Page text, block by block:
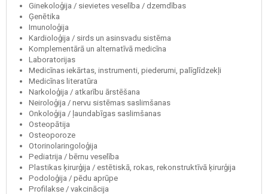
Ginekoloģija / sievietes veselība / dzemdības
Ģenētika
Imunoloģija
Kardioloģija / sirds un asinsvadu sistēma
Komplementārā un alternatīvā medicīna
Laboratorijas
Medicīnas iekārtas, instrumenti, piederumi, palīglīdzekļi
Medicīnas literatūra
Narkoloģija / atkarību ārstēšana
Neiroloģija / nervu sistēmas saslimšanas
Onkoloģija / ļaundabīgas saslimšanas
Osteopātija
Osteoporoze
Otorinolaringoloģija
Pediatrija / bērnu veselība
Plastikas ķirurģija / estētiskā, rokas, rekonstruktīvā ķirurģija
Podoloģija / pēdu aprūpe
Profilakse / vakcinācija